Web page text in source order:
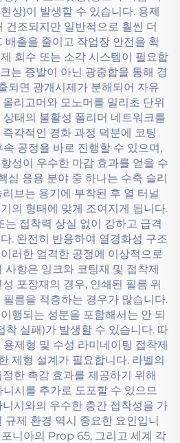
상)이 발생할 수 있습니다. 용제
건조되지만 일반적으로 훨씬 더
배출을 줄이고 작업장 안전을 확
회수 또는 소각 시스템이 필요합
는 증발이 아닌 광중합을 통해 경
되면 광개시제가 분해되어 자유
리고머와 모노머를 밀리초 단위
태의 불활성 폴리머 네트워크를
각적인 경화 과정 덕분에 코팅
공정을 바로 진행할 수 있으며,
성이 우수한 마감 효과를 얻을 수
심 응용 분야 중 하나는 수축 슬리
브는 용기에 부착된 후 열 터널
의 형태에 맞게 조여지게 됩니다.
는 접착력 상실 없이 강하고 급격
. 완전히 반응하여 열경화성 구조
러한 엄격한 공정에 이상적으로
사항은 잉크와 코팅재 및 접착제
포장재의 경우, 인쇄된 필름 위
름을 적층하는 경우가 많습니다.
행되는 성분을 포함해서는 안 되
착 실패)가 발생할 수 있습니다. 따
제형 및 수성 라미네이팅 접착제
제형 설계가 필요합니다. 라벨의
한 촉감 효과를 제공하기 위해
시를 추가로 도포할 수 있으므
시와의 우수한 층간 접착성을 가
규제 환경 역시 중요한 요인입니
니아의 Prop 65, 그리고 세계 각